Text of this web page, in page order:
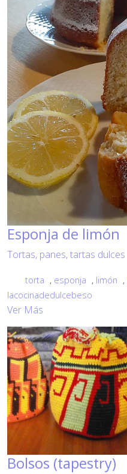
Esponja de limón
Tortas, panes, tartas dulces
torta , esponja , limón ,
lacocinadedulcebeso
Ver Más
Bolsos (tapestry)